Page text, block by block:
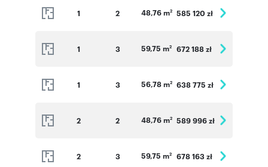
1 2 48,76 m2 585 120 zł
1 3 59,75 m2 672 188 zł
1 3 56,78 m2 638 775 zł
2 2 48,76 m2 589 996 zł
2 3 59,75 m2 678 163 zł